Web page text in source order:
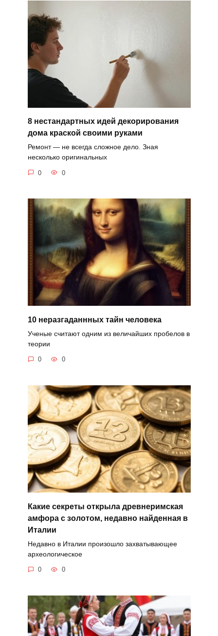
8 нестандартных идей декорирования
дома краской своими руками
Ремонт — не всегда сложное дело. Зная
несколько оригинальных
0 0
10 неразгаданнных тайн человека
Ученые считают одним из величайших пробелов в
теории
0 0
Какие секреты открыла древнеримская
амфора с золотом, недавно найденная в
Италии
Недавно в Италии произошло захватывающее
археологическое
0 0